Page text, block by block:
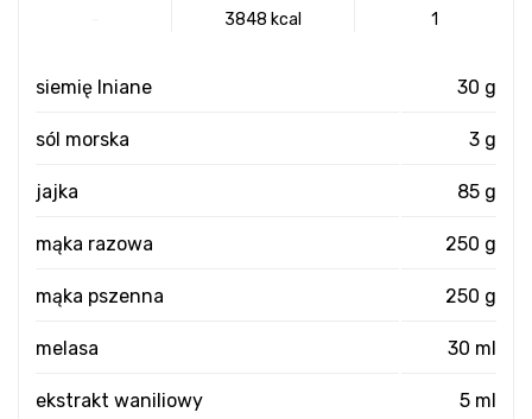
3848 kcal 1
siemię lniane 30 g
sól morska 3 g
jajka 85 g
mąka razowa 250 g
mąka pszenna 250 g
melasa 30 ml
ekstrakt waniliowy 5 ml